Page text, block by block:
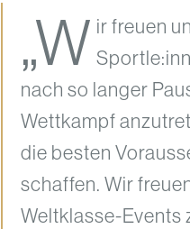
„W ir freuen
nach so langer
Wettkampf
die besten
schaffen. Wir
Weltklasse-Events